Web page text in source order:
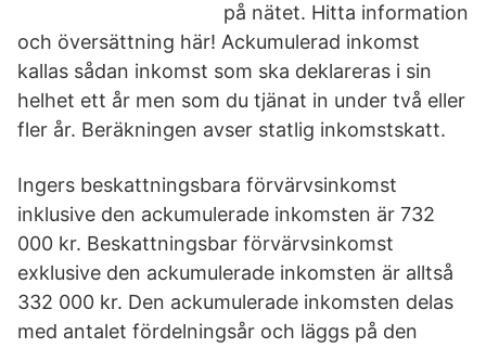
på nätet. Hitta information
och översättning här! Ackumulerad inkomst
kallas sådan inkomst som ska deklareras i sin
helhet ett år men som du tjänat in under två eller
fler år. Beräkningen avser statlig inkomstskatt.
Ingers beskattningsbara förvärvsinkomst
inklusive den ackumulerade inkomsten är 732
000 kr. Beskattningsbar förvärvsinkomst
exklusive den ackumulerade inkomsten är alltså
332 000 kr. Den ackumulerade inkomsten delas
med antalet fördelningsår och läggs på den